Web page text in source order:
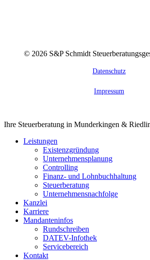
© 2026S&P Schmidt
Datenschutz
Impressum
Close
Ihre Steuerberatung in Munderkingen &
Leistungen
Existenzgründung
Unternehmensplanung
Controlling
Finanz- und Lohnbuchhaltung
Steuerberatung
Unternehmensnachfolge
Kanzlei
Karriere
Mandanteninfos
Rundschreiben
DATEV-Infothek
Servicebereich
Kontakt